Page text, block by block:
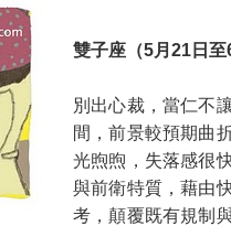
雙子座（5月21日至
別出心裁，當仁不
間，前景較預期曲
光煦煦，失落感很
與前衛特質，藉由
考，顛覆既有規制